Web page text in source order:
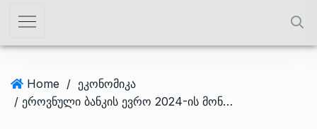
Home / ეკონომიკა
/ ეროვნული ბანკის ევრო 2024-ის მონეტა ოქროს და ვერცხლის იქნება